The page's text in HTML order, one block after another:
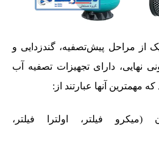
از مراحل پیش‌تصفیه، گندزدایی و
نهایی، دارای تجهیزات تصفیه آب
مهمترین آنها عبارتند از:
(میکرو فیلتر، اولترا فیلتر،